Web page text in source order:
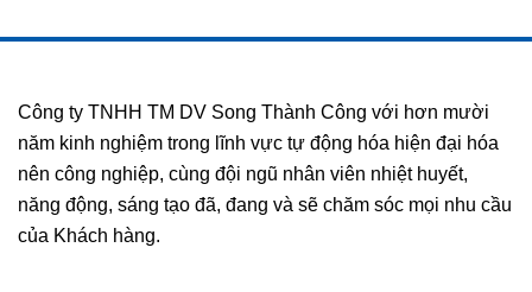
Công ty TNHH TM DV Song Thành Công với hơn mười
năm kinh nghiệm trong lĩnh vực tự động hóa hiện đại hóa
nên công nghiệp, cùng đội ngũ nhân viên nhiệt huyết,
năng động, sáng tạo đã, đang và sẽ chăm sóc mọi nhu cầu
của Khách hàng.